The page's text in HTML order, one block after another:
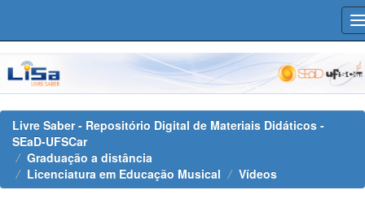
navigation
Livre Saber - Repositório Digital de Materiais Didáticos -
SEaD-UFSCar
Graduação a distância
Licenciatura em Educação Musical
Vídeos